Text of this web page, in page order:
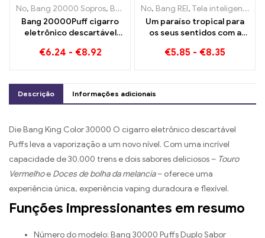
No, Bang 20000 Sopros, Bang REI ,Cigarros eletrônicos
Bang 20000Puff cigarro
eletrônico descartável
malha dupla
€6.24 - €8.92
No, Bang REI, Tela inteligente Bang King 15000 Sopro
Um paraíso tropical para
os seus sentidos com a
Fruit Bang King 15000
€5.85 - €8.35
Descrição Informações adicionais
Die Bang King Color 30000 O cigarro eletrônico descartável
Puffs leva a vaporização a um novo nível. Com uma incrível
capacidade de 30.000 trens e dois sabores deliciosos – Touro
Vermelhoe Doces de bolha da melancia– oferece uma
experiência única, experiência vaping duradoura e flexível.
Funções impressionantes em resumo
Número do modelo: Bang 30000 Puffs Duplo Sabor